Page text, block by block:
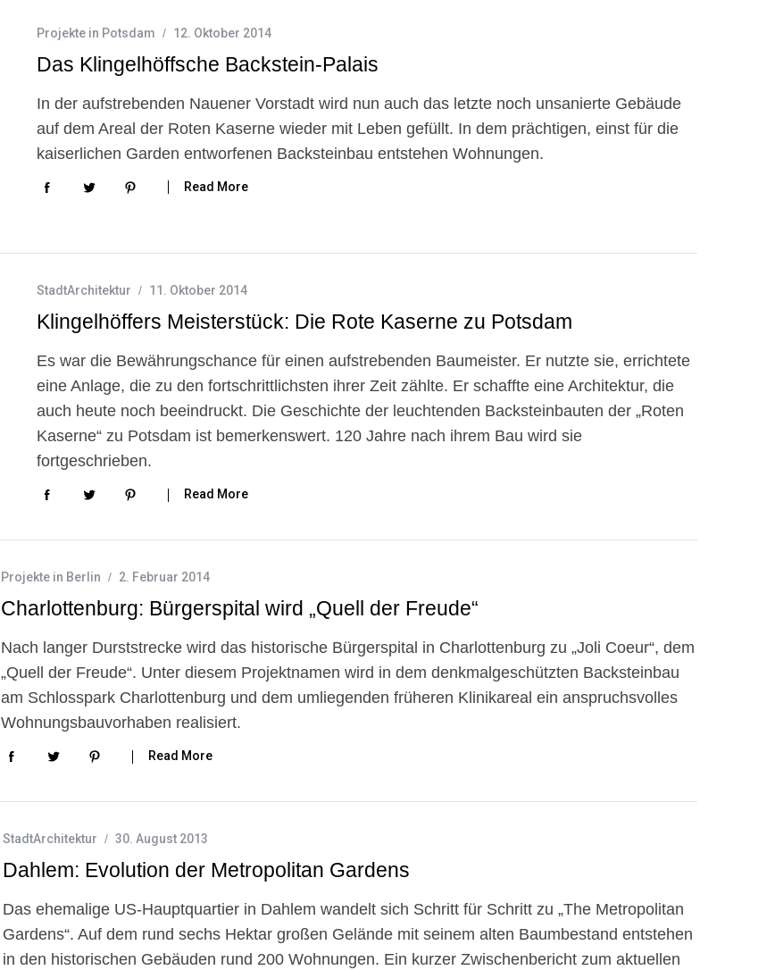
Projekte in Potsdam 12. Oktober 2014
Das Klingelhöffsche Backstein-Palais
In der aufstrebenden Nauener Vorstadt wird nun auch das letzte noch unsanierte Gebäude
auf dem Areal der Roten Kaserne wieder mit Leben gefüllt. In dem prächtigen, einst für die
kaiserlichen Garden entworfenen Backsteinbau entstehen Wohnungen.
Read More
StadtArchitektur 11. Oktober 2014
Klingelhöffers Meisterstück: Die Rote Kaserne zu Potsdam
Es war die Bewährungschance für einen aufstrebenden Baumeister. Er nutzte sie, errichtete
eine Anlage, die zu den fortschrittlichsten ihrer Zeit zählte. Er schaffte eine Architektur, die
auch heute noch beeindruckt. Die Geschichte der leuchtenden Backsteinbauten der „Roten
Kaserne“ zu Potsdam ist bemerkenswert. 120 Jahre nach ihrem Bau wird sie
fortgeschrieben.
Read More
Projekte in Berlin 2. Februar 2014
Charlottenburg: Bürgerspital wird „Quell der Freude“
Nach langer Durststrecke wird das historische Bürgerspital in Charlottenburg zu „Joli Coeur“, dem
„Quell der Freude“. Unter diesem Projektnamen wird in dem denkmalgeschützten Backsteinbau
am Schlosspark Charlottenburg und dem umliegenden früheren Klinikareal ein anspruchsvolles
Wohnungsbauvorhaben realisiert.
Read More
StadtArchitektur 30. August 2013
Dahlem: Evolution der Metropolitan Gardens
Das ehemalige US-Hauptquartier in Dahlem wandelt sich Schritt für Schritt zu „The Metropolitan
Gardens“. Auf dem rund sechs Hektar großen Gelände mit seinem alten Baumbestand entstehen
in den historischen Gebäuden rund 200 Wohnungen. Ein kurzer Zwischenbericht zum aktuellen